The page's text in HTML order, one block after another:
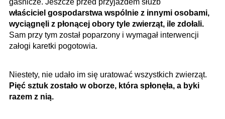
gaśnicze. Jeszcze przed przyjazdem służb
właściciel gospodarstwa wspólnie z innymi osobami,
wyciągnęli z płonącej obory tyle zwierząt, ile zdołali.
Sam przy tym został poparzony i wymagał interwencji
załogi karetki pogotowia.
Niestety, nie udało im się uratować wszystkich zwierząt.
Pięć sztuk zostało w oborze, która spłonęła, a byki
razem z nią.